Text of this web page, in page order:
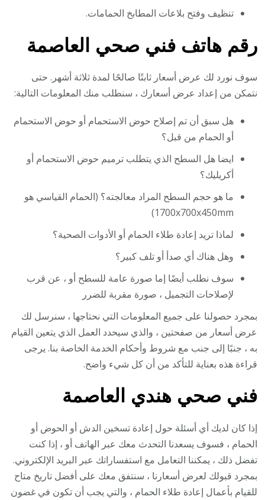
تنظيف وفتح بلاعات المطابخ الحمامات.
رقم هاتف فني صحي العاصمة
سوف نورد لك عرض أسعار ثابتًا صالحًا لمدة ثلاثة أشهر. حتى
نتمكن من إعداد عرض أسعارك ، سنطلب منك المعلومات التالية:
هل سبق أن تم إصلاح حوض الاستحمام أو حوض الاستحمام
أو الحمام من قبل؟
ايضا هل السطح الذي يتطلب ترميم حوض الاستحمام أو
أكريليك؟
ما هو حجم السطح المراد معالجته؟ (الحمام القياسي هو
1700x700x450mm)
لماذا تريد إعادة طلاء الحمام أو الأدوات الصحية؟
وهل هناك أي صدأ أو تلف كبير؟
سوف نطلب أيضًا إما صورة عامة للسطح أو ، عن قرب
لإصلاحات التجميل ، صورة مقربة للضرر
بمجرد حصولنا على جميع المعلومات التي نحتاجها ، سنرسل لك
عرض أسعار من صفحتين ، والذي سيحدد العمل الذي يتعين القيام
به ، جنبًا إلى جنب مع شروط وأحكام الخدمة الخاصة بنا. يرجى
قراءة هذه بعناية للتأكد من أن كل شيء واضح.
فني صحي هندي العاصمة
إذا كان لديك أي أسئلة حول إعادة تسخين الدش أو الحوض أو
الحمام ، فسوف يسعدنا التحدث معك عبر الهاتف أو ، إذا كنت
تفضل ذلك ، يمكننا التعامل مع استفساراتك عبر البريد الإلكتروني.
بمجرد قبولك لعرض أسعارنا ، سنتفق معك على أفضل تاريخ متاح
للقيام بأعمال إعادة طلاء الحمام ، والتي يجب أن تكون في غضون